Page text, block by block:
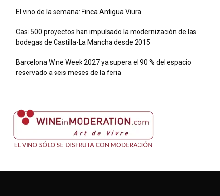
El vino de la semana: Finca Antigua Viura
Casi 500 proyectos han impulsado la modernización de las
bodegas de Castilla-La Mancha desde 2015
Barcelona Wine Week 2027 ya supera el 90 % del espacio
reservado a seis meses de la feria